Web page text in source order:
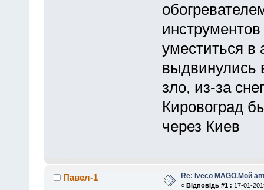
уместиться
выдвинулись
зло, из-за
Кировоград
через Киев
Павел-1 Re: Iveco MAGO.Мой
« Відповідь #1 : 17-01-